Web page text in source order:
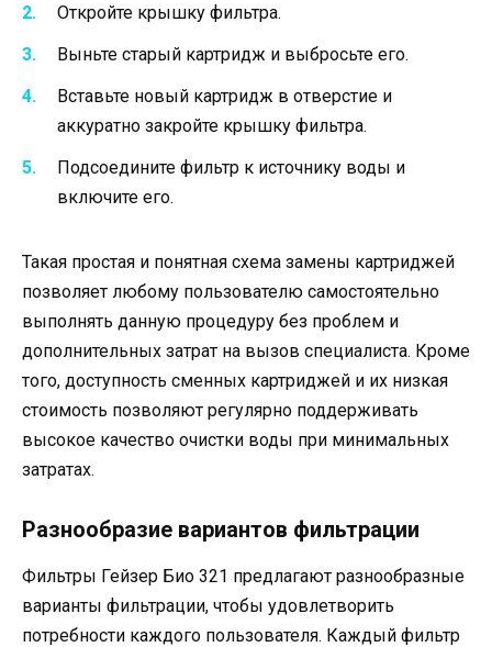
Откройте крышку фильтра.
Выньте старый картридж и выбросьте его.
Вставьте новый картридж в отверстие и
аккуратно закройте крышку фильтра.
Подсоедините фильтр к источнику воды и
включите его.
Такая простая и понятная схема замены картриджей
позволяет любому пользователю самостоятельно
выполнять данную процедуру без проблем и
дополнительных затрат на вызов специалиста. Кроме
того, доступность сменных картриджей и их низкая
стоимость позволяют регулярно поддерживать
высокое качество очистки воды при минимальных
затратах.
Разнообразие вариантов фильтрации
Фильтры Гейзер Био 321 предлагают разнообразные
варианты фильтрации, чтобы удовлетворить
потребности каждого пользователя. Каждый фильтр